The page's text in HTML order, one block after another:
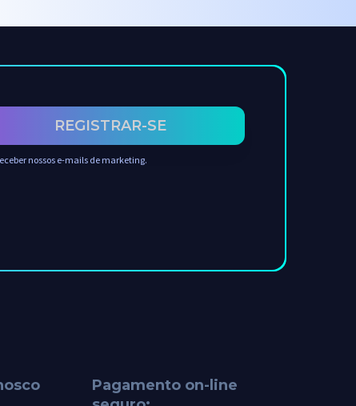
REGISTRAR-SE
nossos e-mails de marketing.
Pagamento on-line